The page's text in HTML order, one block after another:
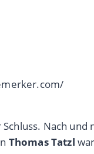
Nach und
Thomas Tatzl